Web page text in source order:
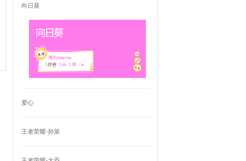
向日葵
爱心
王者荣耀-孙策